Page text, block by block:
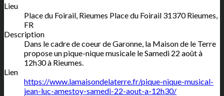
Lieu
Place du Foirail, Rieumes Place du Foirail 31370 Rieumes
FR
Description
Dans le cadre de coeur de Garonne, la Maison de le Terre
propose un pique-nique musicale le Samedi 22 août à
12h30 à Rieumes.
Lien
https://www.lamaisondelaterre.fr/pique-nique-musical-
jean-luc-amestoy-samedi-22-aout-a-12h30/